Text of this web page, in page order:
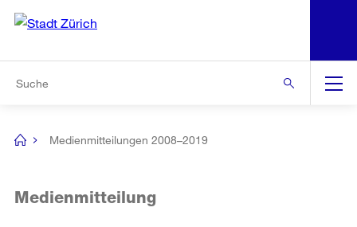
Navigation
[no
Medienmitteilungen 2008–2019
Medienmitteilung